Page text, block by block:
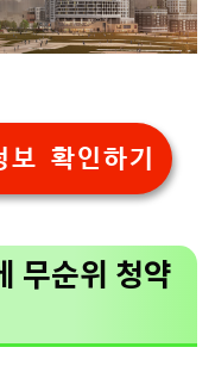
확인하기
무순위 청약